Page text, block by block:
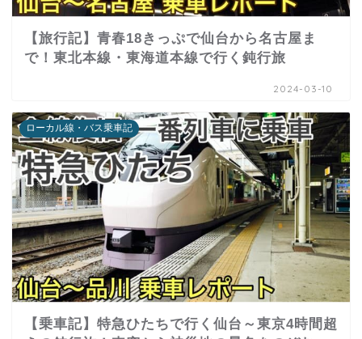
【旅行記】青春18きっぷで仙台から名古屋ま
で！東北本線・東海道本線で行く鈍行旅
2024-03-10
ローカル線・バス乗車記
【乗車記】特急ひたちで行く仙台～東京4時間超